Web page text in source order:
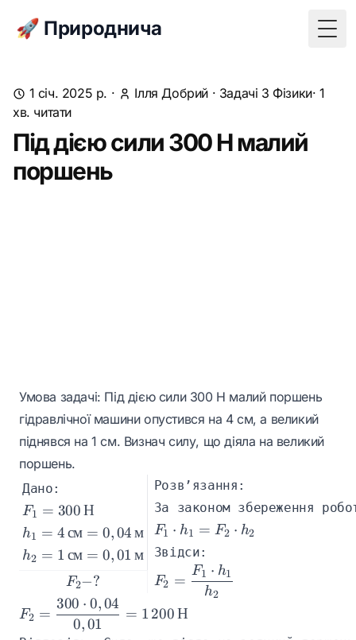
🚀 Природнича
1 січ. 2025 р. · Ілля Добрий · Задачі З Фізики· 1
хв. читати
Під дією сили 300 Н малий
поршень
Умова задачі: Під дією сили 300 Н малий поршень
гідравлічної машини опустився на 4 см, а великий
піднявся на 1 см. Визнач силу, що діяла на великий
поршень.
Дано:
F_1 = 300 \, \text{Н}
F1 = 300Н
h_1 = 4 \, \text{см} = 0,04 \, \text{м}
h1 = 4см = 0,04м
h_2 = 1 \, \text{см} = 0,01 \, \text{м}
h2 = 1 см = 0,01 м
F_2 - ?
F2−?
Розв’язання:
За законом збереження
F_1 \cdot h_1 = F_2 \cdot h_2
F1 ⋅ h1 = F2 ⋅ h2
Звідси:
F_2 = \dfrac{F_1 \cdot
F2 =
h2
F1 ⋅ h1
F_2 = \dfrac{300 \cdot 0,04}{0,01} = 1\,200 \,
F2 =
0,01
300 ⋅ 0,04
= 1 200Н